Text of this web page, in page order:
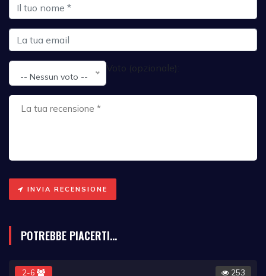
Voto (opzionale):
-- Nessun voto --
INVIA RECENSIONE
POTREBBE PIACERTI...
2-6 253